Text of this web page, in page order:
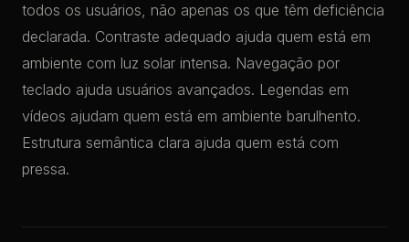
todos os usuários, não apenas os que têm deficiência
declarada. Contraste adequado ajuda quem está em
ambiente com luz solar intensa. Navegação por
teclado ajuda usuários avançados. Legendas em
vídeos ajudam quem está em ambiente barulhento.
Estrutura semântica clara ajuda quem está com
pressa.